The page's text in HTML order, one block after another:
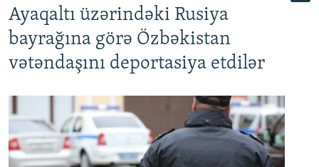
Ayaqaltı üzərindəki Rusiya
bayrağına görə Özbəkistan
vətəndaşını deportasiya etdilər